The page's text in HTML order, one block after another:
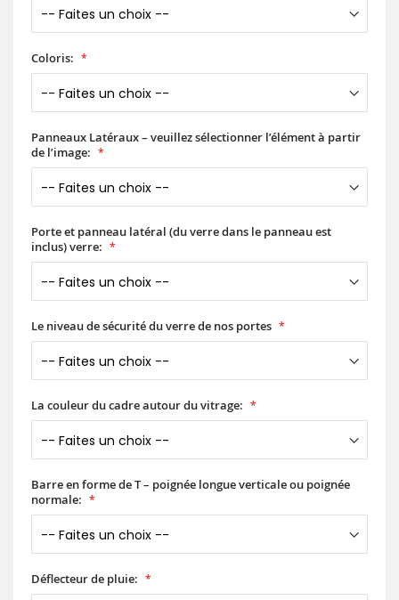
Coloris:
Panneaux Latéraux – veuillez sélectionner l’élément à partir
de l’image:
Porte et panneau latéral (du verre dans le panneau est
inclus) verre:
Le niveau de sécurité du verre de nos portes
La couleur du cadre autour du vitrage:
Barre en forme de T – poignée longue verticale ou poignée
normale:
Déflecteur de pluie: